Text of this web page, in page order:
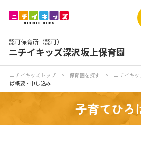
認可保育所（認可）
ニチイキッズ深沢坂上保育園
ニチイが大切にしていること
ニチイキッズトップ > 保育園を探す > ニチイキッ
ば概要・申し込み
子育てひろ